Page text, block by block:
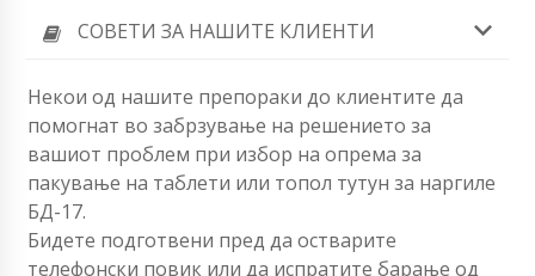
СОВЕТИ ЗА НАШИТЕ КЛИЕНТИ
Некои од нашите препораки до клиентите да
помогнат во забрзување на решението за
вашиот проблем при избор на опрема за
пакување на таблети или топол тутун за наргиле
БД-17.
Бидете подготвени пред да остварите
телефонски повик или да испратите барање од